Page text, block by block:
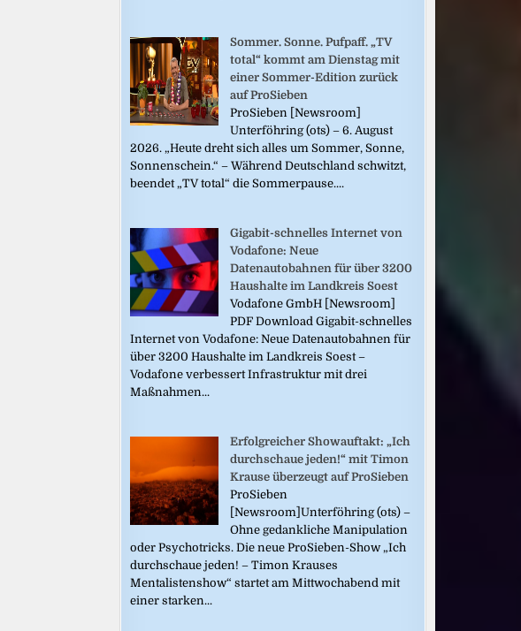
Sommer. Sonne. Pufpaff. „TV
total“ kommt am Dienstag mit
einer Sommer-Edition zurück
auf ProSieben
ProSieben [Newsroom]
Unterföhring (ots) – 6. August
2026. „Heute dreht sich alles um Sommer, Sonne,
Sonnenschein.“ – Während Deutschland schwitzt,
beendet „TV total“ die Sommerpause....
Gigabit-schnelles Internet von
Vodafone: Neue
Datenautobahnen für über 3200
Haushalte im Landkreis Soest
Vodafone GmbH [Newsroom]
PDF Download Gigabit-schnelles
Internet von Vodafone: Neue Datenautobahnen für
über 3200 Haushalte im Landkreis Soest –
Vodafone verbessert Infrastruktur mit drei
Maßnahmen...
Erfolgreicher Showauftakt: „Ich
durchschaue jeden!“ mit Timon
Krause überzeugt auf ProSieben
ProSieben
[Newsroom]Unterföhring (ots) –
Ohne gedankliche Manipulation
oder Psychotricks. Die neue ProSieben-Show „Ich
durchschaue jeden! – Timon Krauses
Mentalistenshow“ startet am Mittwochabend mit
einer starken...